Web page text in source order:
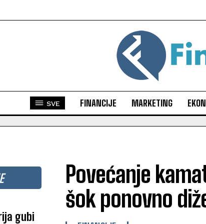
SVE FINANCIJE MARKETING
gubi
Povećanje
šok ponovno